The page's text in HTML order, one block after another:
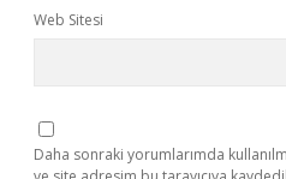
Web Sitesi
Daha sonraki yorumlarımda